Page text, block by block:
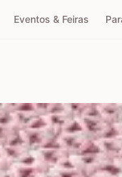
Eventos & Feiras